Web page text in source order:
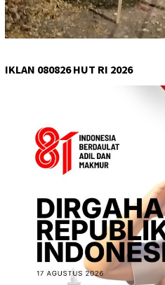
IKLAN 080826 HUT RI 2026